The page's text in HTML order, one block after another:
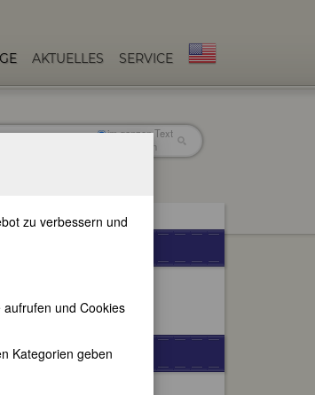
AKTUELLES SERVICE
im ganzen Text
nur in Titeln
SPECIALS
zu verbessern und
und Cookies
Kategorien geben